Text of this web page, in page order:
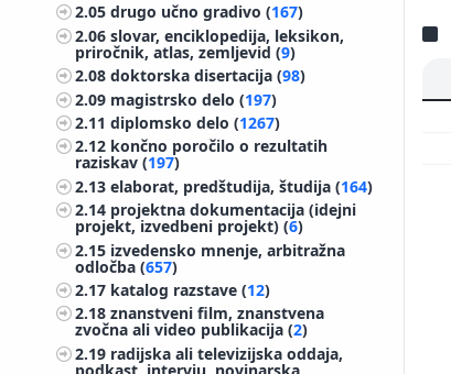
2.05drugo učno gradivo (167)
2.06slovar, enciklopedija, leksikon,
priročnik, atlas, zemljevid (9)
2.08doktorska disertacija (98)
2.09 magistrsko delo (197)
2.11diplomsko delo (1267)
2.12 končno poročilo o rezultatih
raziskav (197)
2.13elaborat, predštudija, študija (164)
2.14 projektna dokumentacija (idejni
projekt, izvedbeni projekt) (6)
2.15 izvedensko mnenje, arbitražna
odločba (657)
2.17 katalog razstave (12)
2.18znanstveni film, znanstvena
zvočna ali video publikacija (2)
2.19 radijska ali televizijska oddaja,
podkast, intervju, novinarska